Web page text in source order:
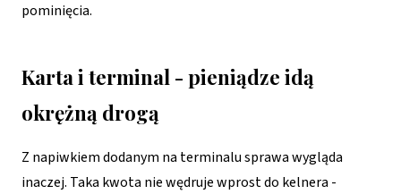
pominięcia.
Karta i terminal - pieniądze idą
okrężną drogą
Z napiwkiem dodanym na terminalu sprawa wygląda
inaczej. Taka kwota nie wędruje wprost do kelnera -